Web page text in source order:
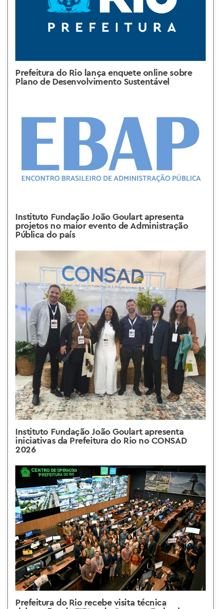
Prefeitura do Rio lança enquete online sobre
Plano de Desenvolvimento Sustentável
Instituto Fundação João Goulart apresenta
projetos no maior evento de Administração
Pública do país
Instituto Fundação João Goulart apresenta
iniciativas da Prefeitura do Rio no CONSAD
2026
Prefeitura do Rio recebe visita técnica